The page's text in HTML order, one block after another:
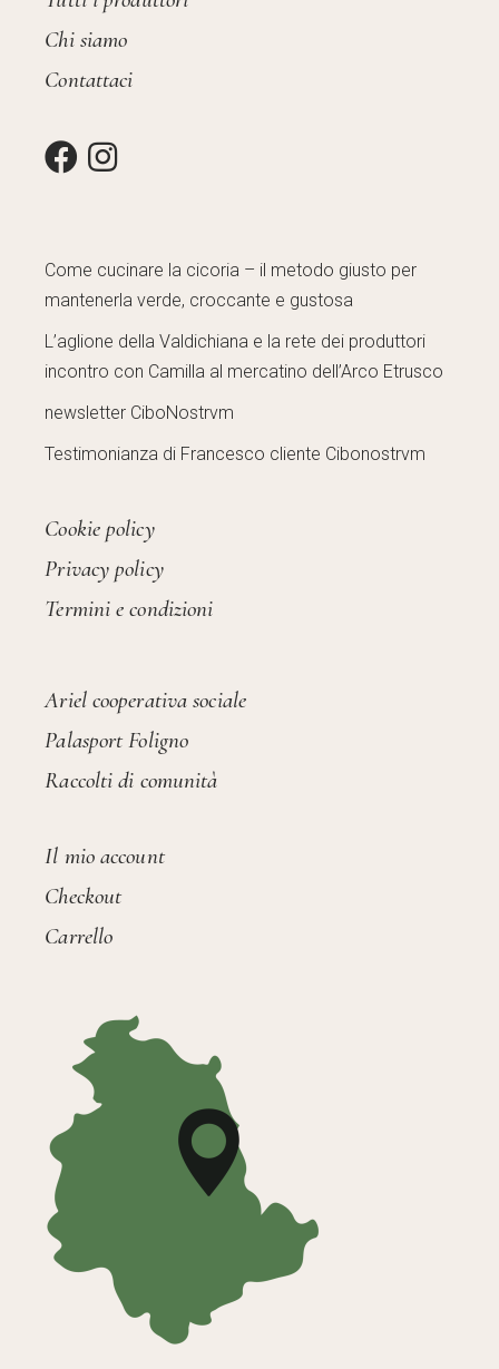
Chi siamo
Contattaci
Come cucinare la cicoria – il metodo giusto per
mantenerla verde, croccante e gustosa
L’aglione della Valdichiana e la rete dei produttori
incontro con Camilla al mercatino dell’Arco Etrusco
newsletter CiboNostrvm
Testimonianza di Francesco cliente Cibonostrvm
Cookie policy
Privacy policy
Termini e condizioni
Ariel cooperativa sociale
Palasport Foligno
Raccolti di comunità
Il mio account
Checkout
Carrello